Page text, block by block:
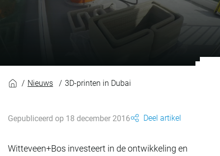
Nieuws 3D-printen in Dubai
Gepubliceerd op 18 december 2016 Deel artikel
Witteveen+Bos investeert in de ontwikkeling en